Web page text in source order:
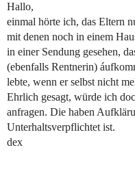
Hallo,
einmal hörte ich, das Eltern
mit denen noch in einem
in einer Sendung gesehen,
(ebenfalls Rentnerin)
lebte, wenn er selbst nicht
Ehrlich gesagt, würde ich
anfragen. Die haben
Unterhaltsverpflichtet ist.
dex